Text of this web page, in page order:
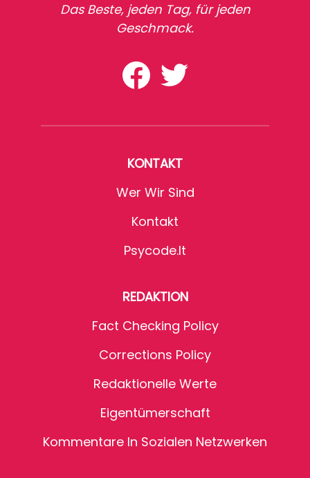
Das Beste, jeden Tag, für jeden
Geschmack.
KONTAKT
Wer Wir Sind
Kontakt
Psycode.it
REDAKTION
Fact Checking Policy
Corrections Policy
Redaktionelle Werte
Eigentümerschaft
Kommentare In Sozialen Netzwerken